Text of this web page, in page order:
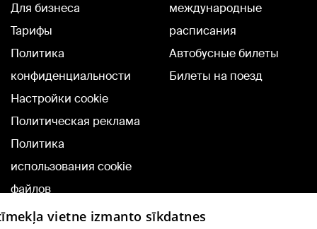
Для бизнеса
Тарифы
Политика
конфиденциальности
Настройки cookie
Политическая реклама
Политика
использования cookie
файлов
Добавление
международные
расписания
Автобусные билеты
Билеты на поезд
vietne izmanto sīkdatnes